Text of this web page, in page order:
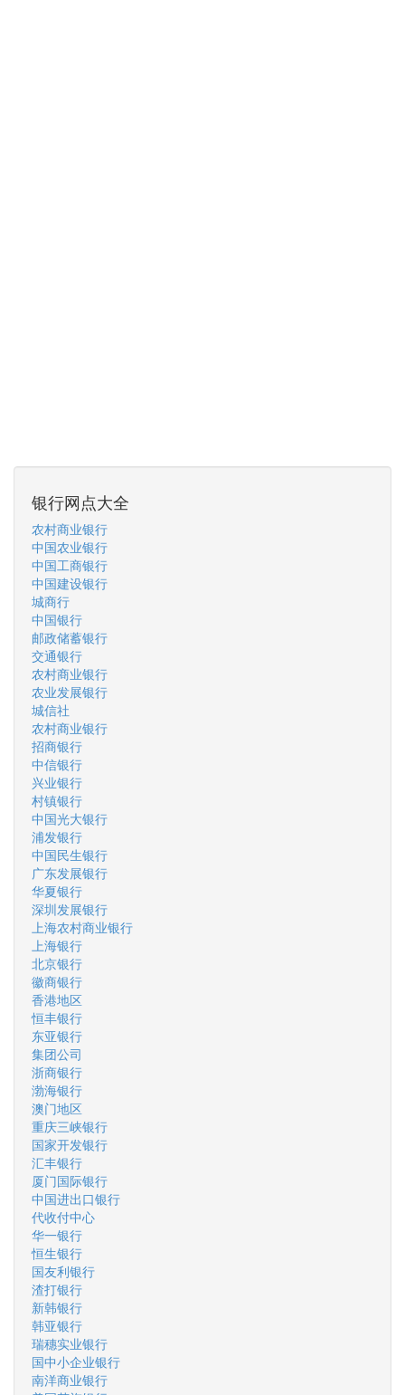
银行网点大全
农村商业银行
中国农业银行
中国工商银行
中国建设银行
城商行
中国银行
邮政储蓄银行
交通银行
农村商业银行
农业发展银行
城信社
农村商业银行
招商银行
中信银行
兴业银行
村镇银行
中国光大银行
浦发银行
中国民生银行
广东发展银行
华夏银行
深圳发展银行
上海农村商业银行
上海银行
北京银行
徽商银行
香港地区
恒丰银行
东亚银行
集团公司
浙商银行
渤海银行
澳门地区
重庆三峡银行
国家开发银行
汇丰银行
厦门国际银行
中国进出口银行
代收付中心
华一银行
恒生银行
国友利银行
渣打银行
新韩银行
韩亚银行
瑞穗实业银行
国中小企业银行
南洋商业银行